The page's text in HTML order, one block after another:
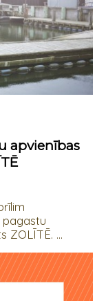
apvienības
pagastu
ZOLĪTĒ. ...